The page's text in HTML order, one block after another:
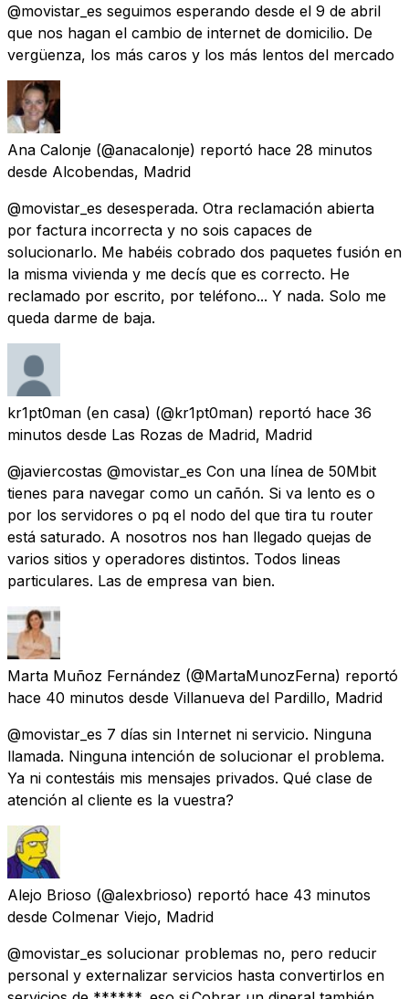
@movistar_es seguimos esperando desde el 9 de abril
que nos hagan el cambio de internet de domicilio. De
vergüenza, los más caros y los más lentos del mercado
Ana Calonje (@anacalonje) reportó hace 28 minutos
desde Alcobendas, Madrid
@movistar_es desesperada. Otra reclamación abierta
por factura incorrecta y no sois capaces de
solucionarlo. Me habéis cobrado dos paquetes fusión en
la misma vivienda y me decís que es correcto. He
reclamado por escrito, por teléfono... Y nada. Solo me
queda darme de baja.
kr1pt0man (en casa) (@kr1pt0man) reportó hace 36
minutos desde Las Rozas de Madrid, Madrid
@javiercostas @movistar_es Con una línea de 50Mbit
tienes para navegar como un cañón. Si va lento es o
por los servidores o pq el nodo del que tira tu router
está saturado. A nosotros nos han llegado quejas de
varios sitios y operadores distintos. Todos lineas
particulares. Las de empresa van bien.
Marta Muñoz Fernández (@MartaMunozFerna) reportó
hace 40 minutos desde Villanueva del Pardillo, Madrid
@movistar_es 7 días sin Internet ni servicio. Ninguna
llamada. Ninguna intención de solucionar el problema.
Ya ni contestáis mis mensajes privados. Qué clase de
atención al cliente es la vuestra?
Alejo Brioso (@alexbrioso) reportó hace 43 minutos
desde Colmenar Viejo, Madrid
@movistar_es solucionar problemas no, pero reducir
personal y externalizar servicios hasta convertirlos en